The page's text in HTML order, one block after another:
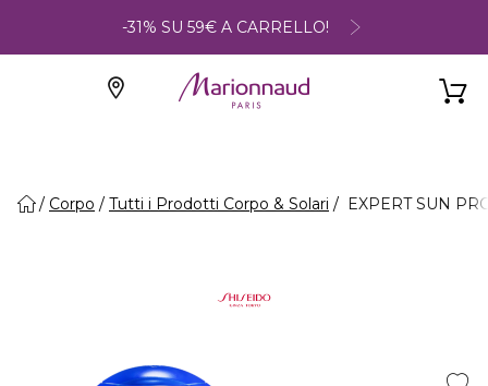
-31% SU 59€ A CARRELLO!
Corpo Tutti i Prodotti Corpo & Solari EXPERT SUN